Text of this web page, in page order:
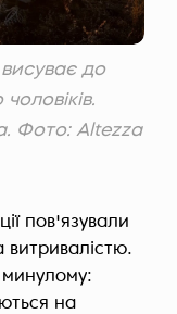
до
Фото: Altezza
пов'язували
на